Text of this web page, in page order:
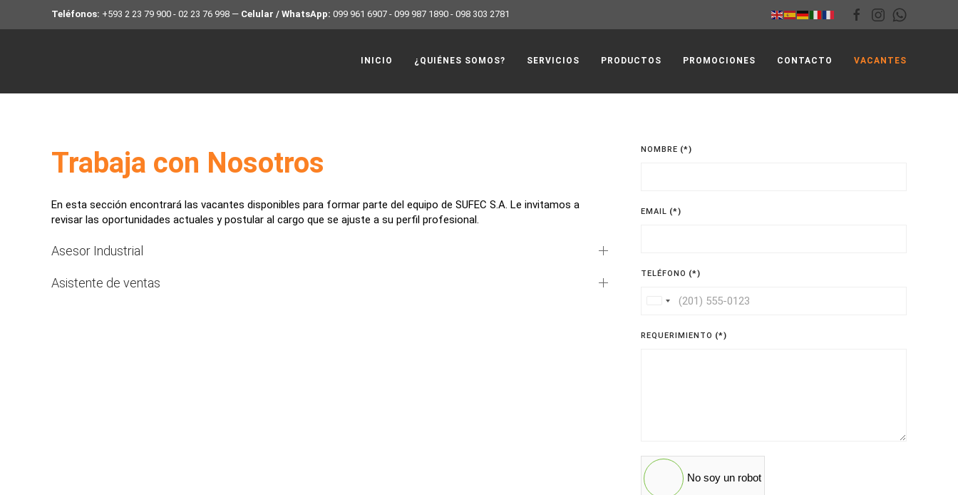
Skip to main content
Teléfonos: +593 2 23 79 900 - 02 23 76 998 — Celular / WhatsApp: 099 961 6907 - 099 987 1890 - 098 303 2781
INICIO ¿QUIÉNES SOMOS? SERVICIOS PRODUCTOS PROMOCIONES CONTACTO VACANTES
Trabaja con Nosotros
En esta sección encontrará las vacantes disponibles para formar parte del equipo de SUFEC S.A. Le invitamos a
revisar las oportunidades actuales y postular al cargo que se ajuste a su perfil profesional.
Asesor Industrial
Asistente de ventas
NOMBRE (*)
EMAIL (*)
TELÉFONO (*)
United
+1
REQUERIMIENTO (*)
No soy un robot